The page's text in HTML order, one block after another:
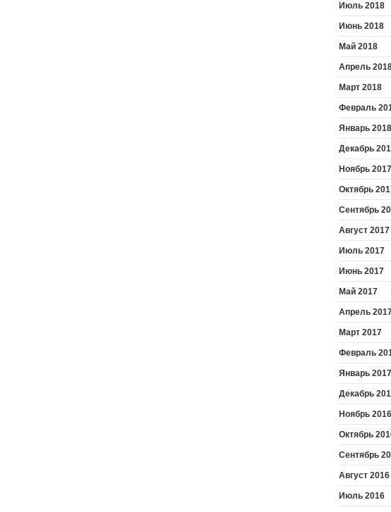
Июль 2018
Июнь 2018
Май 2018
Апрель
Март 2018
Февраль
Январь 2018
Декабрь
Ноябрь 2017
Октябрь
Сентябрь
Август 2017
Июль 2017
Июнь 2017
Май 2017
Апрель
Март 2017
Февраль
Январь 2017
Декабрь
Ноябрь 2016
Октябрь
Сентябрь
Август 2016
Июль 2016